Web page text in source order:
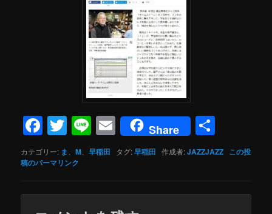
Facebook
Twitter
LineEmailShare
有
カテゴリー: ま 、M 、早稲田 タグ:早稲田 作成者:JAZZJAZZ この投
稿のパーマリンク